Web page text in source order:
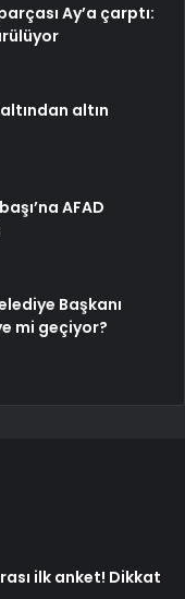
Ay’a çarptı:
altın
AFAD
Başkanı
mi geçiyor?
ilk anket! Dikkat